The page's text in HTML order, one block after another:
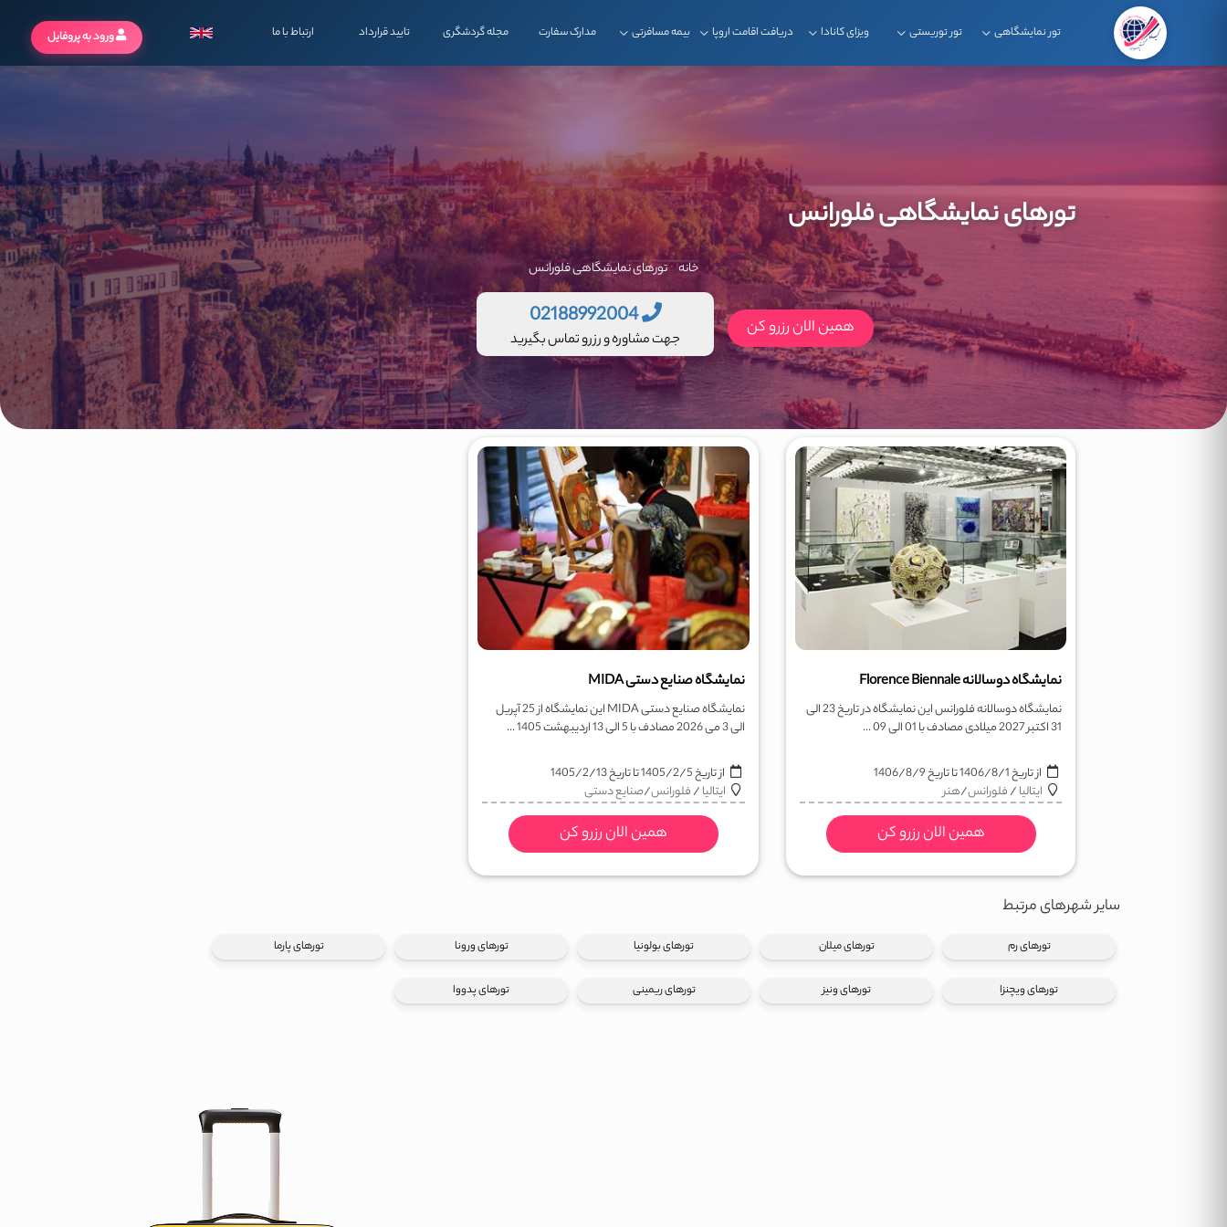
تور نمایشگاهی تور توریستی ویزای کانادا دریافت اقامت اروپا بیمه مسافرتی مدارک سفارت مجله گردشگری تایید قرارداد ارتباط با ما ورود به پروفایل
تورهای نمایشگاهی فلورانس
خانه تورهای نمایشگاهی فلورانس
همین الان رزرو کن 02188992004
جهت مشاوره و رزرو تماس بگیرید
نمایشگاه دوسالانه Florence Biennale
نمایشگاه دوسالانه فلورانس این نمایشگاه در تاریخ 23 الی
31 اکتبر 2027 میلادی مصادف با 01 الی 09 ...
از تاریخ1406/8/1تا تاریخ1406/8/9
ایتالیا/فلورانس/هنر
همین الان رزرو کن
نمایشگاه صنایع دستی MIDA
نمایشگاه صنایع دستی MIDA این نمایشگاه از 25 آپریل
الی 3 می 2026 مصادف با 5 الی 13 اردیبهشت 1405 ...
از تاریخ1405/2/5تا تاریخ1405/2/13
ایتالیا/فلورانس/صنایع دستی
همین الان رزرو کن
سایر شهرهای مرتبط
تورهای رم تورهای میلان تورهای بولونیا تورهای ورونا تورهای پارما
تورهای ویچنزا تورهای ونیز تورهای ریمینی تورهای پدووا